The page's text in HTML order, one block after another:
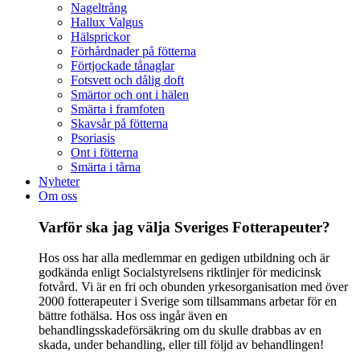
Nageltrång
Hallux Valgus
Hälsprickor
Förhårdnader på fötterna
Förtjockade tånaglar
Fotsvett och dålig doft
Smärtor och ont i hälen
Smärta i framfoten
Skavsår på fötterna
Psoriasis
Ont i fötterna
Smärta i tårna
Nyheter
Om oss
Varför ska jag välja Sveriges Fotterapeuter?
Hos oss har alla medlemmar en gedigen utbildning och är
godkända enligt Socialstyrelsens riktlinjer för medicinsk
fotvård. Vi är en fri och obunden yrkesorganisation med över
2000 fotterapeuter i Sverige som tillsammans arbetar för en
bättre fothälsa. Hos oss ingår även en
behandlingsskadeförsäkring om du skulle drabbas av en
skada, under behandling, eller till följd av behandlingen!